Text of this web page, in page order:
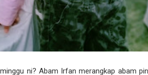
ni? Abam Irfan merangkap abam